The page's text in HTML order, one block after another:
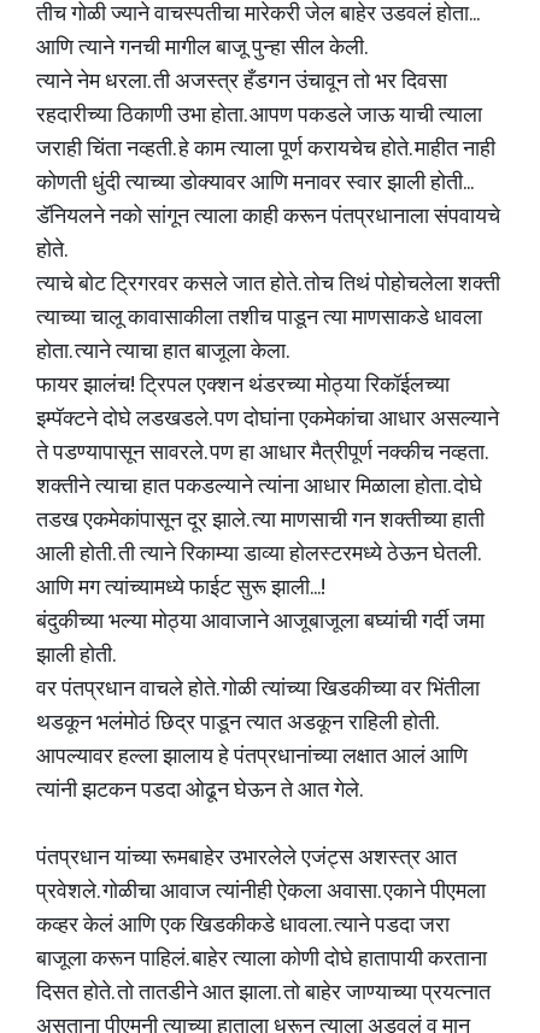
तीच गोळी ज्याने वाचस्पतीचा मारेकरी जेल बाहेर उडवलं होता...
आणि त्याने गनची मागील बाजू पुन्हा सील केली.
त्याने नेम धरला. ती अजस्त्र हँडगन उंचावून तो भर दिवसा
रहदारीच्या ठिकाणी उभा होता. आपण पकडले जाऊ याची त्याला
जराही चिंता नव्हती. हे काम त्याला पूर्ण करायचेच होते. माहीत नाही
कोणती धुंदी त्याच्या डोक्यावर आणि मनावर स्वार झाली होती...
डॅनियलने नको सांगून त्याला काही करून पंतप्रधानाला संपवायचे
होते.
त्याचे बोट ट्रिगरवर कसले जात होते. तोच तिथं पोहोचलेला शक्ती
त्याच्या चालू कावासाकीला तशीच पाडून त्या माणसाकडे धावला
होता. त्याने त्याचा हात बाजूला केला.
फायर झालंच! ट्रिपल एक्शन थंडरच्या मोठ्या रिकॉईलच्या
इम्पॅक्टने दोघे लडखडले. पण दोघांना एकमेकांचा आधार असल्याने
ते पडण्यापासून सावरले. पण हा आधार मैत्रीपूर्ण नक्कीच नव्हता.
शक्तीने त्याचा हात पकडल्याने त्यांना आधार मिळाला होता. दोघे
तडख एकमेकांपासून दूर झाले. त्या माणसाची गन शक्तीच्या हाती
आली होती. ती त्याने रिकाम्या डाव्या होलस्टरमध्ये ठेऊन घेतली.
आणि मग त्यांच्यामध्ये फाईट सुरू झाली...!
बंदुकीच्या भल्या मोठ्या आवाजाने आजूबाजूला बघ्यांची गर्दी जमा
झाली होती.
वर पंतप्रधान वाचले होते. गोळी त्यांच्या खिडकीच्या वर भिंतीला
थडकून भलंमोठं छिद्र पाडून त्यात अडकून राहिली होती.
आपल्यावर हल्ला झालाय हे पंतप्रधानांच्या लक्षात आलं आणि
त्यांनी झटकन पडदा ओढून घेऊन ते आत गेले.
पंतप्रधान यांच्या रूमबाहेर उभारलेले एजंट्स अशस्त्र आत
प्रवेशले. गोळीचा आवाज त्यांनीही ऐकला अवासा. एकाने पीएमला
कव्हर केलं आणि एक खिडकीकडे धावला. त्याने पडदा जरा
बाजूला करून पाहिलं. बाहेर त्याला कोणी दोघे हातापायी करताना
दिसत होते. तो तातडीने आत झाला. तो बाहेर जाण्याच्या प्रयत्नात